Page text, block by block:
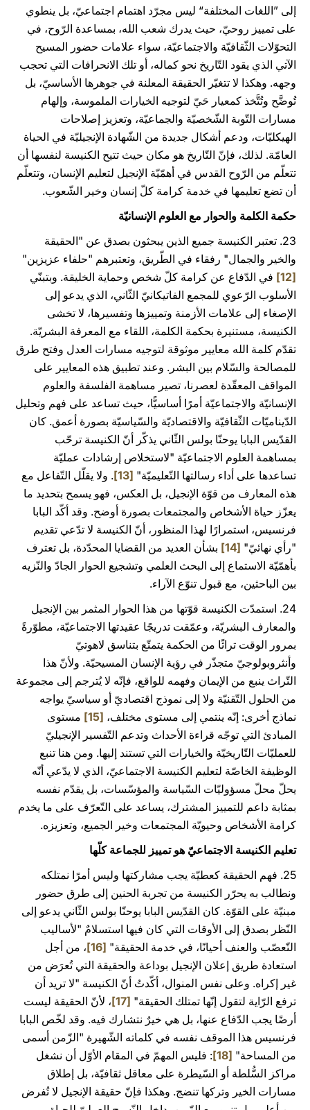
إلى ”اللغات المختلفة“ ليس مجرّد اهتمام اجتماعيّ، بل ينطوي
على تمييز روحيّ، حيث يدرك شعب الله، بمساعدة الرّوح، في
التحوّلات الثّقافيّة والاجتماعيّة، سواء علامات حضور المسيح
الآتي الذي يقود التّاريخ نحو كماله، أو تلك الانحرافات التي تحجب
وجهه. وهكذا لا تتغيّر الحقيقة المعلنة في جوهرها الأساسيّ، بل
تُوضَّح وتُتَّخذ كمعيار حَيّ لتوجيه الخيارات الملموسة، وإلهام
مسارات التّوبة الشّخصيّة والجماعيّة، وتعزيز إصلاحات
الهيكليّات، ودعم أشكال جديدة من الشّهادة الإنجيليّة في الحياة
العامّة. لذلك، فإنّ التّاريخ هو مكان حيث تتيح الكنيسة لنفسها أن
تتعلّم من الرّوح القدس في أهمّيّة الإنجيل لتعليم الإنسان، وتتعلّم
أن تضع تعليمها في خدمة كرامة كلّ إنسان وخير الشّعوب.
حكمة الكلمة والحوار مع العلوم الإنسانيّة
23. تعتبر الكنيسة جميع الذين يبحثون بصدق عن "الحقيقة
والخير والجمال" رفقاء في الطّريق، وتعتبرهم "حلفاء عزيزين"
[12]
في الدّفاع عن كرامة كلّ شخص وحماية الخليقة. وبتبنّي
الأسلوب الرّعوي للمجمع الفاتيكانيّ الثّاني، الذي يدعو إلى
الإصغاء إلى علامات الأزمنة وتمييزها وتفسيرها، لا تخشى
الكنيسة، مستنيرة بحكمة الكلمة، اللقاء مع المعرفة البشريّة.
تقدّم كلمة الله معايير موثوقة لتوجيه مسارات العدل وفتح طرق
للمصالحة والسّلام بين البشر. وعند تطبيق هذه المعايير على
المواقف المعقّدة لعصرنا، تصير مساهمة الفلسفة والعلوم
الإنسانيّة والاجتماعيّة أمرًا أساسيًّا، حيث تساعد على فهم وتحليل
الدّيناميّات الثّقافيّة والاقتصاديّة والسّياسيّة بصورة أعمق. كان
القدّيس البابا يوحنّا بولس الثّاني يذكّر أنّ الكنيسة ترحّب
بمساهمة العلوم الاجتماعيّة "لاستخلاص إرشادات عمليّة
تساعدها على أداء رسالتها التّعليميّة" [13]
. ولا يقلّل التّفاعل مع
هذه المعارف من قوّة الإنجيل، بل العكس، فهو يسمح بتحديد ما
يعزّز حياة الأشخاص والمجتمعات بصورة أوضح. وقد أكّد البابا
فرنسيس، استمرارًا لهذا المنظور، أنّ الكنيسة لا تدّعي تقديم
"رأي نهائيّ" [14]
بشأن العديد من القضايا المحدّدة، بل تعترف
بأهمّيّة الاستماع إلى البحث العلمي وتشجيع الحوار الجادّ والنّزيه
بين الباحثين، مع قبول تنوّع الآراء.
24. استمدّت الكنيسة قوّتها من هذا الحوار المثمر بين الإنجيل
والمعارف البشريّة، وعمّقت تدريجًا عقيدتها الاجتماعيّة، مطوّرةً
بمرور الوقت تراثًا من الحكمة يتمتّع بتناسق لاهوتيّ
وأنثروبولوجيّ متجذّر في رؤية الإنسان المسيحيّة. ولأنّ هذا
التّراث ينبع من الإيمان وفهمه للواقع، فإنّه لا يُترجم إلى مجموعة
من الحلول التّقنيّة ولا إلى نموذج اقتصاديّ أو سياسيّ يواجه
نماذج أخرى: إنّه ينتمي إلى مستوى مختلف، [15]
مستوى
المبادئ التي توجّه قراءة الأحداث وتدعم التّفسير الإنجيليّ
للعمليّات التّاريخيّة والخيارات التي تستند إليها. ومن هنا تنبع
الوظيفة الخاصّة لتعليم الكنيسة الاجتماعيّ، الذي لا يدّعي أنّه
يحلّ محلّ مسؤوليّات السّياسة والمؤسّسات، بل يقدّم نفسه
بمثابة داعم للتمييز المشترك، يساعد على التّعرّف على ما يخدم
كرامة الأشخاص وحيويّة المجتمعات وخير الجميع، وتعزيزه.
تعليم الكنيسة الاجتماعيّ هو تمييز للجماعة كلّها
25. فهم الحقيقة كعطيّة يجب مشاركتها وليس أمرًا نمتلكه
ونطالب به يحرّر الكنيسة من تجربة الحنين إلى طرق حضور
مبنيّة على القوّة. كان القدّيس البابا يوحنّا بولس الثّاني يدعو إلى
النّظر بصدق إلى الأوقات التي كان فيها استسلامٌ "لأساليب
التّعصّب والعنف أحيانًا، في خدمة الحقيقة" [16]
، من أجل
استعادة طريق إعلان الإنجيل بوداعة والحقيقة التي تُعرَض من
غير إكراه. وعلى نفس المنوال، أكّدتُ أنّ الكنيسة "لا تريد أن
ترفع الرّاية لتقول إنّها تمتلك الحقيقة" [17]
، لأنّ الحقيقة ليست
أرضًا يجب الدّفاع عنها، بل هي خيرٌ نتشارك فيه. وقد لخّص البابا
فرنسيس هذا الموقف نفسه في كلماته الشّهيرة "الزّمن أسمى
من المساحة" [18]
: فليس المهمّ في المقام الأوّل أن نشغل
مراكز السُّلطة أو السّيطرة على معاقل ثقافيّة، بل إطلاق
مسارات الخير وتركها تنضج. وهكذا فإنّ حقيقة الإنجيل لا تُفرض